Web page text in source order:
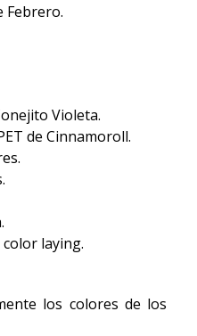
Febrero.
Violeta.
de Cinnamoroll.
laying.
los colores de los